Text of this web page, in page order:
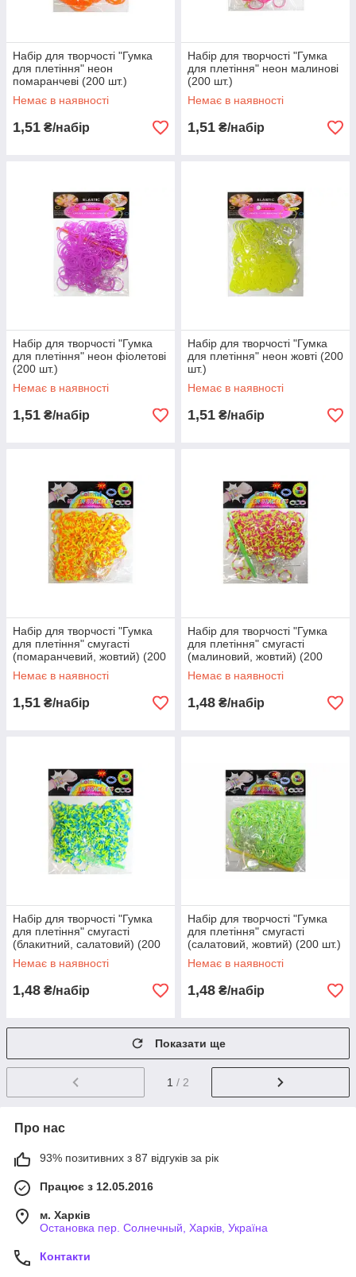
Набір для творчості "Гумка
для плетіння" неон
помаранчеві (200 шт.)
Немає в наявності
1,51 ₴/набір
Набір для творчості "Гумка
для плетіння" неон малинові
(200 шт.)
Немає в наявності
1,51 ₴/набір
Набір для творчості "Гумка
для плетіння" неон фіолетові
(200 шт.)
Немає в наявності
1,51 ₴/набір
Набір для творчості "Гумка
для плетіння" неон жовті (200
шт.)
Немає в наявності
1,51 ₴/набір
Набір для творчості "Гумка
для плетіння" смугасті
(помаранчевий, жовтий) (200
шт.)
Немає в наявності
1,51 ₴/набір
Набір для творчості "Гумка
для плетіння" смугасті
(малиновий, жовтий) (200
шт.)
Немає в наявності
1,48 ₴/набір
Набір для творчості "Гумка
для плетіння" смугасті
(блакитний, салатовий) (200
шт.)
Немає в наявності
1,48 ₴/набір
Набір для творчості "Гумка
для плетіння" смугасті
(салатовий, жовтий) (200 шт.)
Немає в наявності
1,48 ₴/набір
Показати ще
1 / 2
Про нас
93% позитивних з 87 відгуків за рік
Працює з 12.05.2016
м. Харків
Остановка пер. Солнечный, Харків, Україна
Контакти